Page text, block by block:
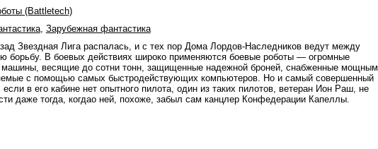
(Battletech)
, Зарубежная фантастика
Звездная Лига распалась, и с тех пор Дома Лордов-Наследников ведут между
борьбу. В боевых действиях широко применяются боевые роботы — огромные
машины, весящие до сотни тонн, защищенные надежной броней, снабженные мощным
с помощью самых быстродействующих компьютеров. Но и самый совершенный
в его кабине нет опытного пилота, один из таких пилотов, ветеран Ион Раш, не
даже тогда, когдао ней, похоже, забыл сам канцлер Конфедерации Капеллы.